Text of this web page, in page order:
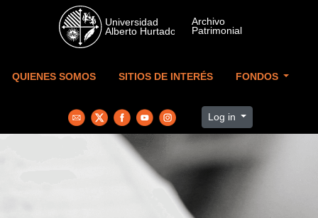
Skip to main content
QUIENES SOMOS SITIOS DE INTERÉS FONDOS
Log in